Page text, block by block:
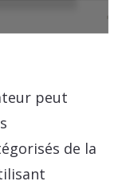
peut
de la